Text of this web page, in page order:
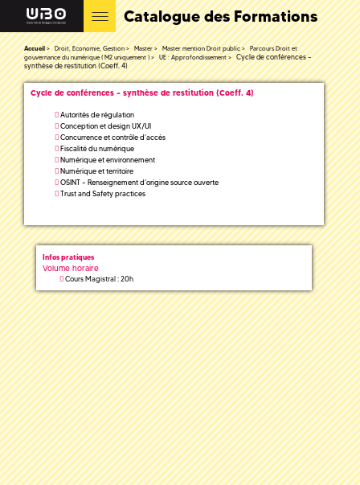
Catalogue des Formations
Accueil Droit, Economie, Gestion Master Master mention Droit public
Parcours Droit et
gouvernance du numérique ( M2 uniquement )
UE : Approfondissement
Cycle de conférences –
synthèse de restitution (Coeff. 4)
Cycle de conférences – synthèse de restitution (Coeff. 4)
Autorités de régulation
Conception et design UX/UI
Concurrence et contrôle d’accès
Fiscalité du numérique
Numérique et environnement
Numérique et territoire
OSINT – Renseignement d’origine source ouverte
Trust and Safety practices
Infos pratiques
Volume horaire
Cours Magistral : 20h